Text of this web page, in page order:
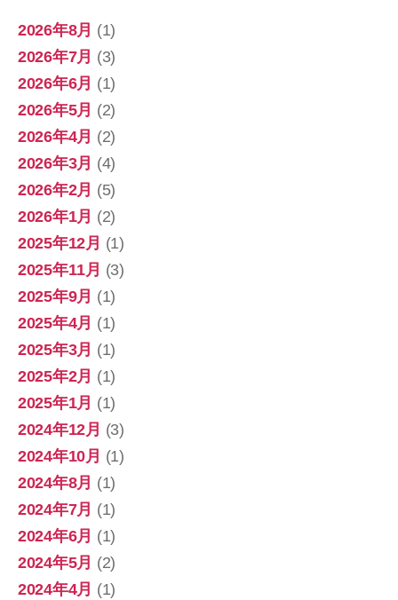
2026年8月 (1)
2026年7月 (3)
2026年6月 (1)
2026年5月 (2)
2026年4月 (2)
2026年3月 (4)
2026年2月 (5)
2026年1月 (2)
2025年12月 (1)
2025年11月 (3)
2025年9月 (1)
2025年4月 (1)
2025年3月 (1)
2025年2月 (1)
2025年1月 (1)
2024年12月 (3)
2024年10月 (1)
2024年8月 (1)
2024年7月 (1)
2024年6月 (1)
2024年5月 (2)
2024年4月 (1)